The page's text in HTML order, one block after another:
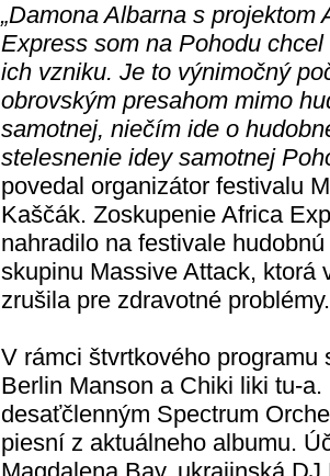
„Damona Albarna s projektom
Express som na Pohodu chcel
ich vzniku. Je to výnimočný
obrovským presahom mimo
samotnej, niečím ide o
stelesnenie idey samotnej
povedal organizátor festivalu
Kaščák. Zoskupenie Africa
nahradilo na festivale hudobnú
skupinu Massive Attack, ktorá
zrušila pre zdravotné problémy.
V rámci štvrtkového
Berlin Manson a Chiki liki tu-
desaťčlenným Spectrum
piesní z aktuálneho albumu.